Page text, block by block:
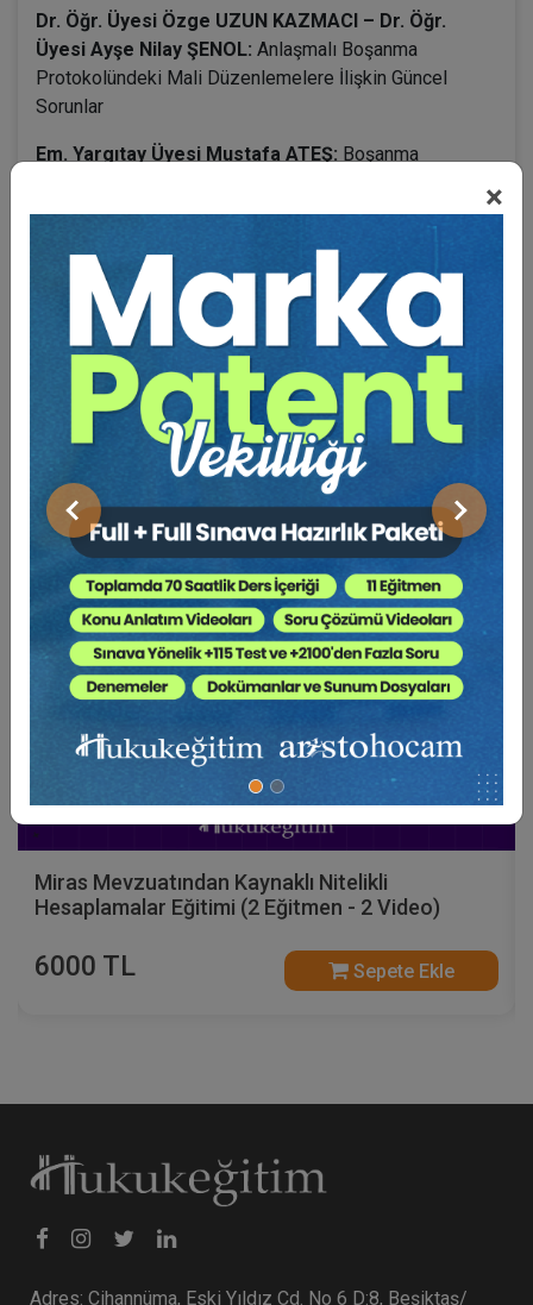
×
Önceki Sonraki
Dr. Öğr. Üyesi Özge UZUN KAZMACI – Dr. Öğr.
Üyesi Ayşe Nilay ŞENOL: Anlaşmalı Boşanma
Protokolündeki Mali Düzenlemelere İlişkin Güncel
Sorunlar
Em. Yargıtay Üyesi Mustafa ATEŞ: Boşanma
BENZER VIDEO EĞITIMLER
Video Eğitim Abonesi Ol: Sadece 5490 TL / Yıllık
Hukuk Eğitim
Miras Mevzuatından Kaynaklı Nitelikli
Hesaplamalar Eğitimi (2 Eğitmen - 2 Video)
6000 TL Sepete Ekle
Adres: Cihannüma, Eski Yıldız Cd. No 6 D:8, Beşiktaş/